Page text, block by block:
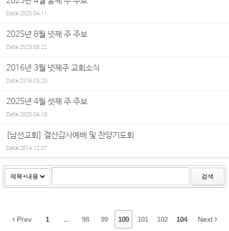
Date2025.04.11
2025년 8월 넷째 주 주보
Date2025.08.22
2016년 3월 넷째주 교회소식
Date2016.03.20
2025년 4월 셋째 주 주보
Date2025.04.18
[남선교회] 결산감사예배 및 찬양기도회
Date2014.12.07
검색
Prev 1 ... 98 99 100 101 102 104 Next